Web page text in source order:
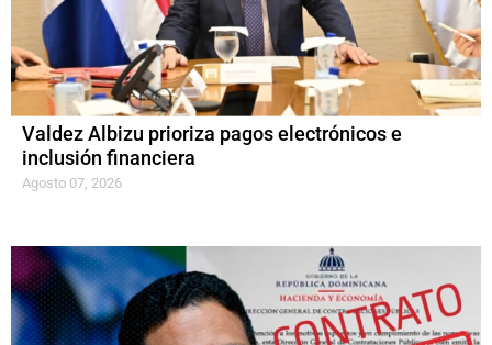
Valdez Albizu prioriza pagos electrónicos e
inclusión financiera
Agosto 07, 2026